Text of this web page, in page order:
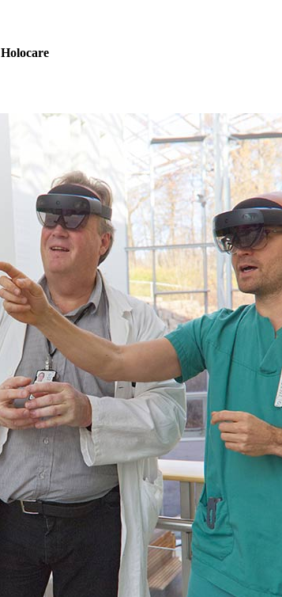
Holocare